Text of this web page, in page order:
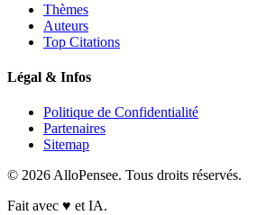
Thèmes
Auteurs
Top Citations
Légal & Infos
Politique de Confidentialité
Partenaires
Sitemap
© 2026 AlloPensee. Tous droits réservés.
Fait avec ♥ et IA.